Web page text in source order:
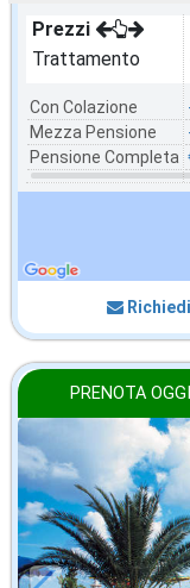
Prezzi
Trattamento
Con Colazione
Mezza Pensione
Pensione Completa
PRENOTA
in offerta da
€28,43
a notte